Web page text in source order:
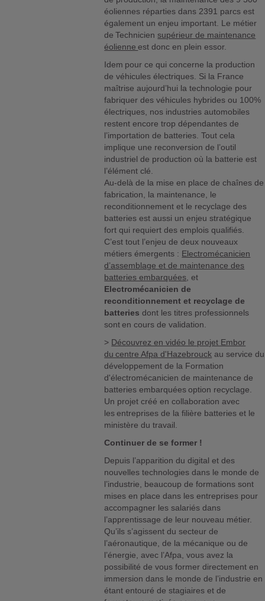
éoliennes réparties dans 2391 parcs est
également un enjeu important. Le métier
de Techniciensupérieur de maintenance
éolienneest donc en plein essor.
Idem pour ce qui concerne la production
de véhicules électriques. Si la France
maîtrise aujourd’hui la technologie pour
fabriquer des véhicules hybrides ou 100%
électriques, nos industries automobiles
restent encore trop dépendantes de
l’importation de batteries. Tout cela
implique une reconversion de l’outil
industriel de production où la batterie est
l’élément clé.
Au-delà de la mise en place de chaînes de
fabrication, la maintenance, le
reconditionnement et le recyclage des
batteries est aussi un enjeu stratégique
fort qui requiert des emplois qualifiés.
C’est tout l’enjeu de deux nouveaux
métiers émergents : Electromécanicien
d’assemblage et de maintenance des
batteries embarquées, et
Electromécanicien de
reconditionnement et recyclage de
batteries dont les titres professionnels
sont en cours de validation.
> Découvrez en vidéo le projet Embor
du centre Afpa d'Hazebrouck au service du
développement de la Formation
d'électromécanicien de maintenance de
batteries embarquées option recyclage.
Un projet créé en collaboration avec
les entreprises de la filière batteries et le
ministère du travail.
Continuer de se former !
Depuis l’apparition du digital et des
nouvelles technologies dans le monde de
l’industrie, beaucoup de formations sont
mises en place dans les entreprises pour
accompagner les salariés dans
l’apprentissage de leur nouveau métier.
Qu’ils s’agissent du secteur de
l’aéronautique, de la mécanique ou de
l’énergie, avec l’Afpa, vous avez la
possibilité de vous former directement en
immersion dans le monde de l’industrie en
étant entouré de stagiaires et de